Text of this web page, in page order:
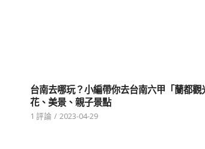
台南去哪玩？小編帶你去台南六甲「蘭都觀
花、美景、親子景點
1 評論 / 2023-04-29